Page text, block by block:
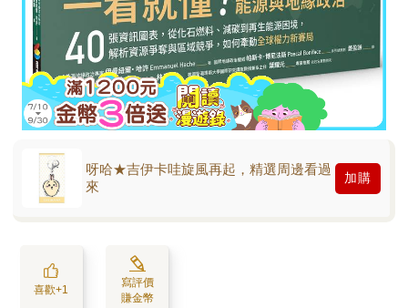
呀哈★吉伊卡哇旋風再起，精選周邊看過
來
加購
喜歡+1
寫評價
賺金幣